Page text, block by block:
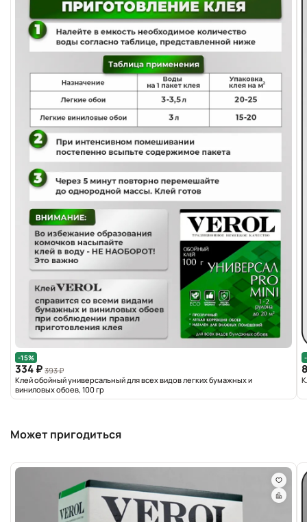
-15%
334 ₽ 393 ₽
Клей обойный универсальный для всех видов легких бумажных и
виниловых обоев, 100 гр
Может пригодиться